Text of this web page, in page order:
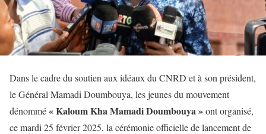
Dans le cadre du soutien aux idéaux du CNRD et à son président,
le Général Mamadi Doumbouya, les jeunes du mouvement
dénommé« Kaloum Kha Mamadi Doumbouya »ont organisé,
ce mardi 25 février 2025, la cérémonie officielle de lancement de